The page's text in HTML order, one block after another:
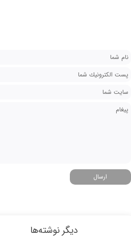
ارسال
دیگر نوشته‌ها